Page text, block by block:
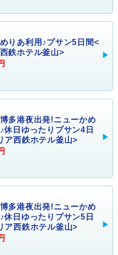
りあ利用♪プサン5日間<
鉄ホテル釜山>
多港夜出発!ニューかめ
休日ゆったりプサン4日
ア西鉄ホテル釜山>
多港夜出発!ニューかめ
休日ゆったりプサン5日
ア西鉄ホテル釜山>